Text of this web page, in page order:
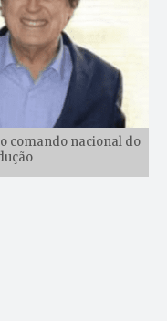
comando nacional do